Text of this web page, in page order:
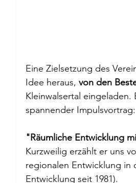
Eine Zielsetzung des
Idee heraus, von den
Kleinwalsertal eingeladen.
spannender Impulsvortrag:
"Räumliche Entwicklung
Kurzweilig erzählt er uns
regionalen Entwicklung in
Entwicklung seit 1981).